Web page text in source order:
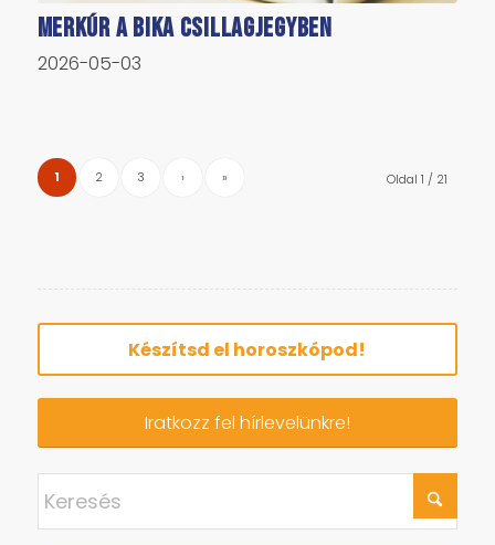
Merkúr a Bika csillagjegyben
2026-05-03
Oldal 1 / 21
1 2 3 › »
Készítsd el horoszkópod!
Iratkozz fel hírlevelünkre!